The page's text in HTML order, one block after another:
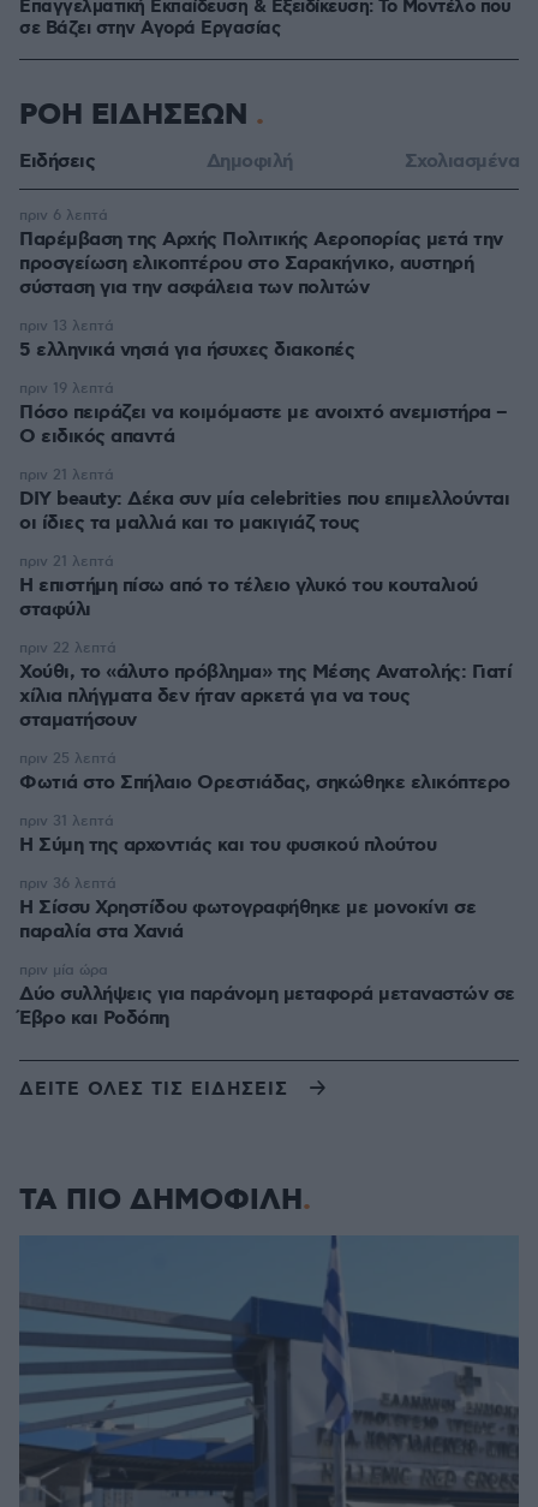
Επαγγελματική Εκπαίδευση & Εξειδίκευση: Το Mοντέλο που
σε Bάζει στην Aγορά Eργασίας
ΡΟΗ ΕΙΔΗΣΕΩΝ
Ειδήσεις Δημοφιλή Σχολιασμένα
Παρέμβαση της Αρχής Πολιτικής Αεροπορίας μετά την
προσγείωση ελικοπτέρου στο Σαρακήνικο, αυστηρή
σύσταση για την ασφάλεια των πολιτών
πριν 6 λεπτά
5 ελληνικά νησιά για ήσυχες διακοπές
πριν 13 λεπτά
Πόσο πειράζει να κοιμόμαστε με ανοιχτό ανεμιστήρα –
Ο ειδικός απαντά
πριν 19 λεπτά
DIY beauty: Δέκα συν μία celebrities που επιμελλούνται
οι ίδιες τα μαλλιά και το μακιγιάζ τους
πριν 21 λεπτά
Η επιστήμη πίσω από το τέλειο γλυκό του κουταλιού
σταφύλι
πριν 21 λεπτά
Χούθι, το «άλυτο πρόβλημα» της Μέσης Ανατολής: Γιατί
χίλια πλήγματα δεν ήταν αρκετά για να τους
σταματήσουν
πριν 22 λεπτά
Φωτιά στο Σπήλαιο Ορεστιάδας, σηκώθηκε ελικόπτερο
πριν 25 λεπτά
Η Σύμη της αρχοντιάς και του φυσικού πλούτου
πριν 31 λεπτά
Η Σίσσυ Χρηστίδου φωτογραφήθηκε με μονοκίνι σε
παραλία στα Χανιά
πριν 36 λεπτά
Δύο συλλήψεις για παράνομη μεταφορά μεταναστών σε
Έβρο και Ροδόπη
πριν μία ώρα
ΔΕΙΤΕ ΟΛΕΣ ΤΙΣ ΕΙΔΗΣΕΙΣ
ΤΑ ΠΙΟ ΔΗΜΟΦΙΛΗ